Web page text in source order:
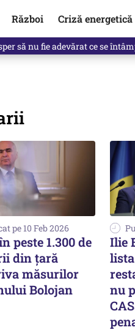
Război Criză energetică
o propunere de premier.
pe 10 Feb 2026
peste 1.300 de
din țară
măsurilor
Bolojan
Ilie
nu